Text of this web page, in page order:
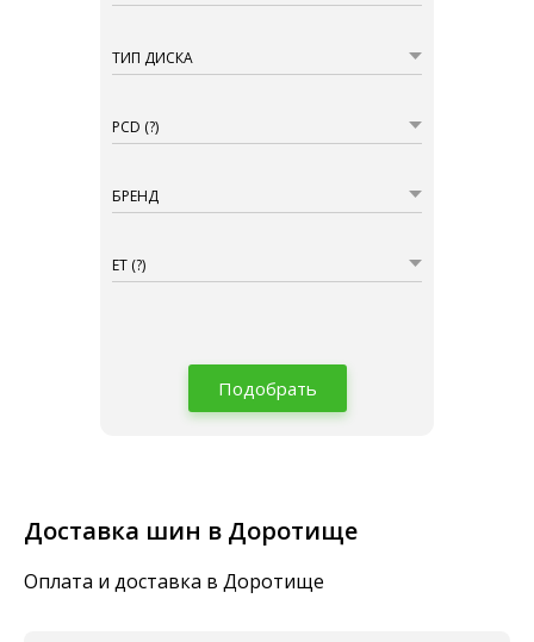
ТИП ДИСКА
PCD (?)
БРЕНД
ET (?)
Подобрать
Доставка шин в Доротище
Оплата и доставка в Доротище